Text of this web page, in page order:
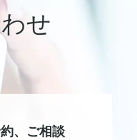
せ
、 ご相談